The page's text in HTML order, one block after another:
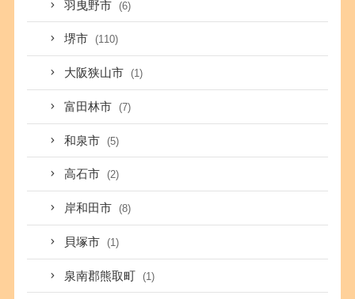
羽曳野市 (6)
堺市 (110)
大阪狭山市 (1)
富田林市 (7)
和泉市 (5)
高石市 (2)
岸和田市 (8)
貝塚市 (1)
泉南郡熊取町 (1)